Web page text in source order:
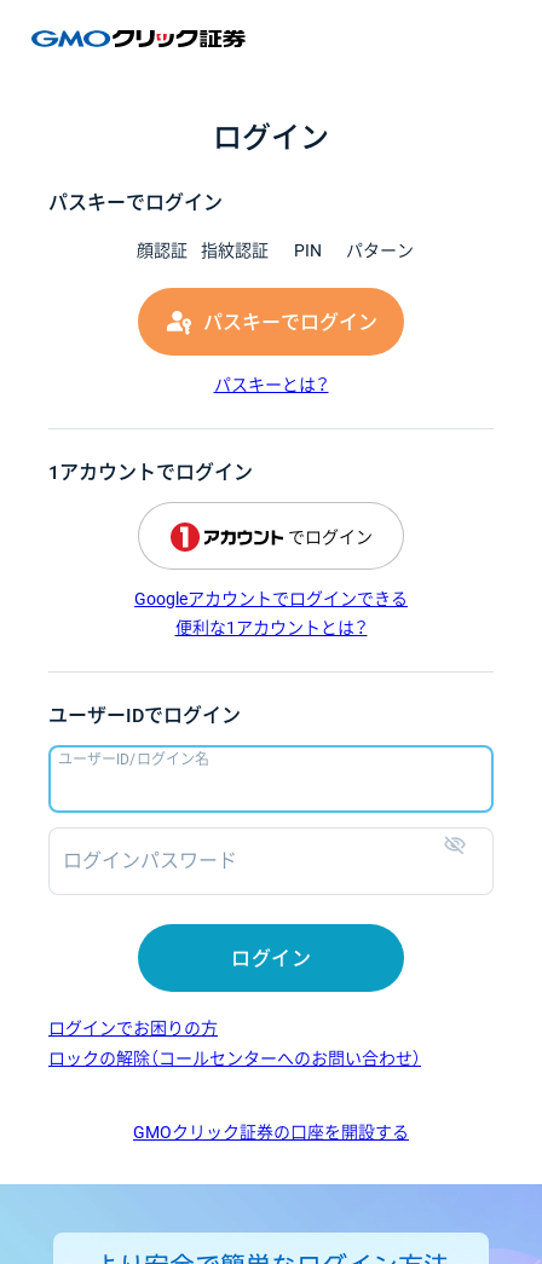
ログイン
パスキーでログイン
顔認証 指紋認証 PIN パターン
パスキーでログイン
パスキーとは？
1アカウントでログイン
でログイン
Googleアカウントでログインできる
便利な1アカウントとは？
ユーザーIDでログイン
ユーザーID/ログイン名
ログインパスワード
ログイン
ログインでお困りの方
ロックの解除（コールセンターへのお問い合わせ）
GMOクリック証券の口座を開設する